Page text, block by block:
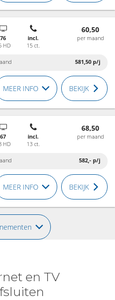
76
HD
incl.
15 ct.
60,50
per maand
581,50 p/j
MEER INFO BEKIJK
67
HD
incl.
13 ct.
68,50
per maand
582,- p/j
MEER INFO BEKIJK
en TV